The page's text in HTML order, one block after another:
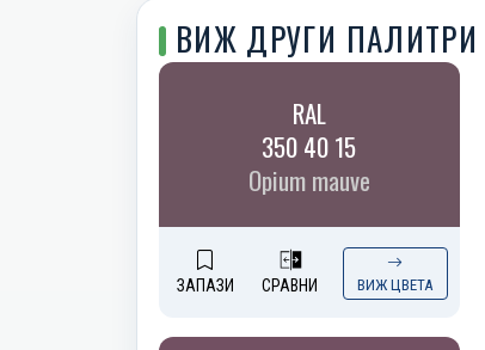
ВИЖ ДРУГИ ПАЛИТРИ
RAL
350 40 15
Opium mauve
ЗАПАЗИ СРАВНИ ВИЖ ЦВЕТА